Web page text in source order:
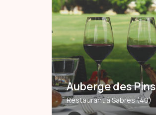
Auberge des Pins
Restaurant à Sabres(40)